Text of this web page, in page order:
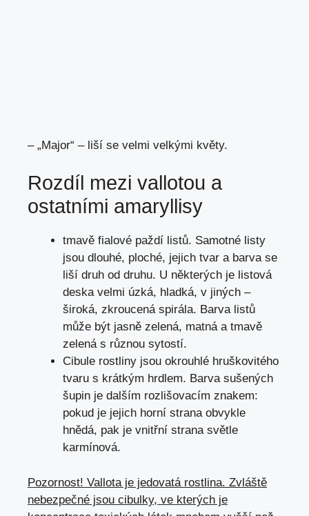
– „Major“ – liší se velmi velkými květy.
Rozdíl mezi vallotou a
ostatními amaryllisy
tmavě fialové paždí listů. Samotné listy
jsou dlouhé, ploché, jejich tvar a barva se
liší druh od druhu. U některých je listová
deska velmi úzká, hladká, v jiných –
široká, zkroucená spirála. Barva listů
může být jasně zelená, matná a tmavě
zelená s různou sytostí.
Cibule rostliny jsou okrouhlé hruškovitého
tvaru s krátkým hrdlem. Barva sušených
šupin je dalším rozlišovacím znakem:
pokud je jejich horní strana obvykle
hnědá, pak je vnitřní strana světle
karmínová.
Pozornost! Vallota je jedovatá rostlina. Zvláště
nebezpečné jsou cibulky, ve kterých je